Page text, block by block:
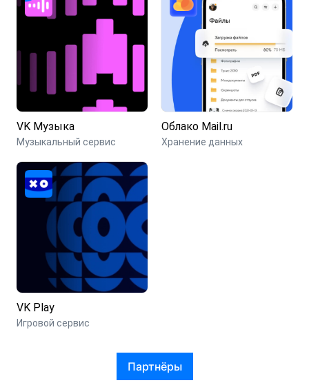
VK Музыка
Музыкальный сервис
Облако Mail.ru
Хранение данных
VK Play
Игровой сервис
Партнёры